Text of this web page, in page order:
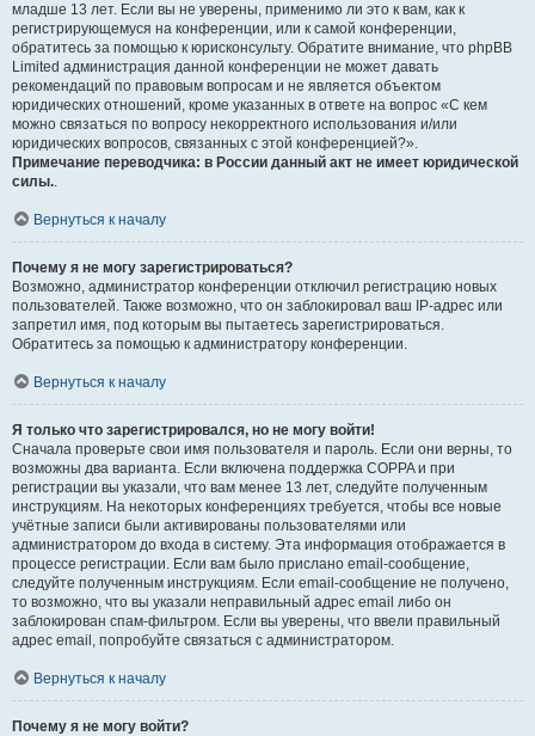
младше 13 лет. Если вы не уверены, применимо ли это к вам, как к
регистрирующемуся на конференции, или к самой конференции,
обратитесь за помощью к юрисконсульту. Обратите внимание, что phpBB
Limited администрация данной конференции не может давать
рекомендаций по правовым вопросам и не является объектом
юридических отношений, кроме указанных в ответе на вопрос «С кем
можно связаться по вопросу некорректного использования и/или
юридических вопросов, связанных с этой конференцией?».
Примечание переводчика: в России данный акт не имеет юридической
силы..
Вернуться к началу
Почему я не могу зарегистрироваться?
Возможно, администратор конференции отключил регистрацию новых
пользователей. Также возможно, что он заблокировал ваш IP-адрес или
запретил имя, под которым вы пытаетесь зарегистрироваться.
Обратитесь за помощью к администратору конференции.
Вернуться к началу
Я только что зарегистрировался, но не могу войти!
Сначала проверьте свои имя пользователя и пароль. Если они верны, то
возможны два варианта. Если включена поддержка COPPA и при
регистрации вы указали, что вам менее 13 лет, следуйте полученным
инструкциям. На некоторых конференциях требуется, чтобы все новые
учётные записи были активированы пользователями или
администратором до входа в систему. Эта информация отображается в
процессе регистрации. Если вам было прислано email-сообщение,
следуйте полученным инструкциям. Если email-сообщение не получено,
то возможно, что вы указали неправильный адрес email либо он
заблокирован спам-фильтром. Если вы уверены, что ввели правильный
адрес email, попробуйте связаться с администратором.
Вернуться к началу
Почему я не могу войти?